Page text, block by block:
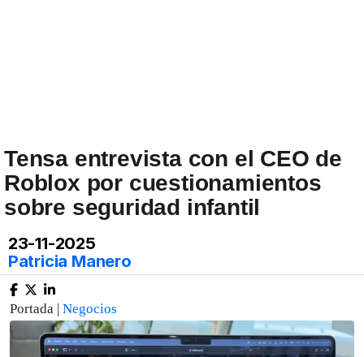
Tensa entrevista con el CEO de
Roblox por cuestionamientos
sobre seguridad infantil
23-11-2025
Patricia Manero
Portada | Negocios